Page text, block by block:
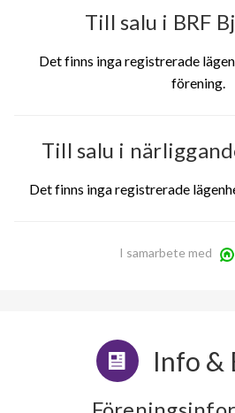
Till salu i BRF
Det finns inga registrerade
förening.
Till salu i
Det finns inga registrerade
I samarbete med
Info &